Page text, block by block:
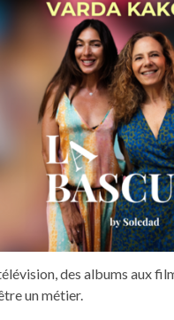
des albums aux
un métier.